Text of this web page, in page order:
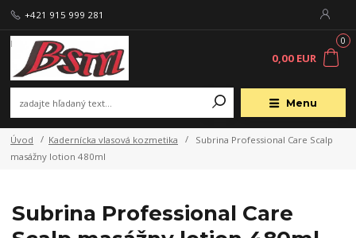
Menu
+421 915 999 281
0
0,00 EUR
Úvod Kadernícka vlasová kozmetika
Subrina Professional Care Scalp
masážny lotion 480ml
Subrina Professional Care